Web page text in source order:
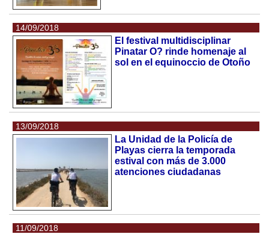
14/09/2018
El festival multidisciplinar
Pinatar O? rinde homenaje al
sol en el equinoccio de Otoño
13/09/2018
La Unidad de la Policía de
Playas cierra la temporada
estival con más de 3.000
atenciones ciudadanas
11/09/2018